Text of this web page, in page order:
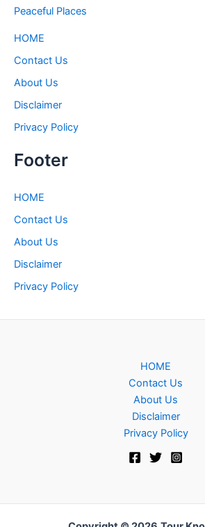
Peaceful Places
HOME
Contact Us
About Us
Disclaimer
Privacy Policy
Footer
HOME
Contact Us
About Us
Disclaimer
Privacy Policy
HOME
Contact Us
About Us
Disclaimer
Privacy Policy